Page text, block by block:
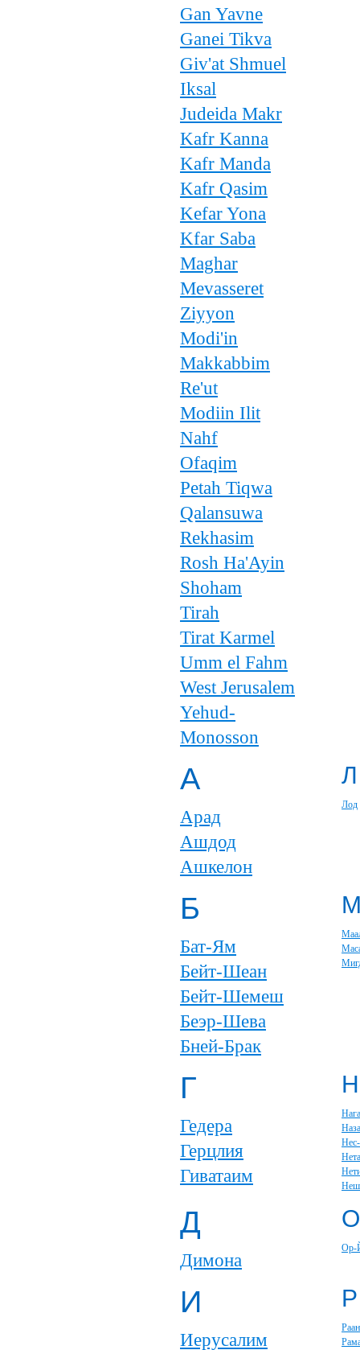
Gan Yavne
Ganei Tikva
Giv'at Shmuel
Iksal
Judeida Makr
Kafr Kanna
Kafr Manda
Kafr Qasim
Kefar Yona
Kfar Saba
Maghar
Mevasseret
Ziyyon
Modi'in
Makkabbim
Re'ut
Modiin Ilit
Nahf
Ofaqim
Petah Tiqwa
Qalansuwa
Rekhasim
Rosh Ha'Ayin
Shoham
Tirah
Tirat Karmel
Umm el Fahm
West Jerusalem
Yehud-
Monosson
А
Арад
Ашдод
Ашкелон
Л
Лод
Б
Бат-Ям
Бейт-Шеан
Бейт-Шемеш
Беэр-Шева
Бней-Брак
Г
Гедера
Герцлия
Гиватаим
Н
Д
Димона
О
Ор-
И
Иерусалим
Р